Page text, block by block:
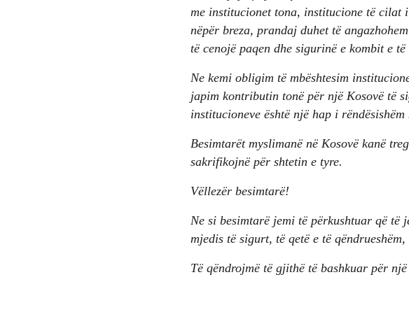
me institucionet tona, institucione të cilat
nëpër breza, prandaj duhet të
të cenojë paqen dhe sigurinë e kombit e të
Ne kemi obligim të mbështesim
japim kontributin tonë për një Kosovë të
institucioneve është një hap i
Besimtarët myslimanë në Kosovë kanë
sakrifikojnë për shtetin e tyre.
Vëllezër besimtarë!
Ne si besimtarë jemi të përkushtuar që të
mjedis të sigurt, të qetë e të
Të qëndrojmë të gjithë të bashkuar për